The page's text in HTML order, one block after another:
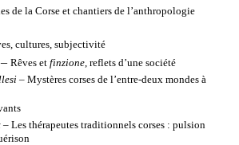
de la Corse et chantiers de l’anthropologie
cultures, subjectivité
– Rêves et finzione , reflets d’une société
– Mystères corses de l’entre-deux mondes à
– Les thérapeutes traditionnels corses : pulsion